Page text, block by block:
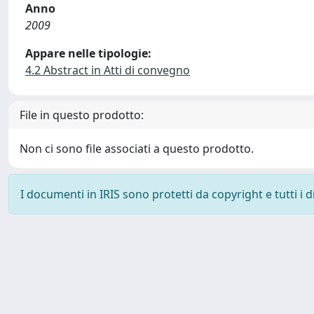
Anno
2009
Appare nelle tipologie:
4.2 Abstract in Atti di convegno
File in questo prodotto:
Non ci sono file associati a questo prodotto.
I documenti in IRIS sono protetti da copyright e tutti i